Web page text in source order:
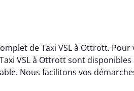
de Taxi VSL à Ottrott.
VSL à Ottrott sont
Nous facilitons vos